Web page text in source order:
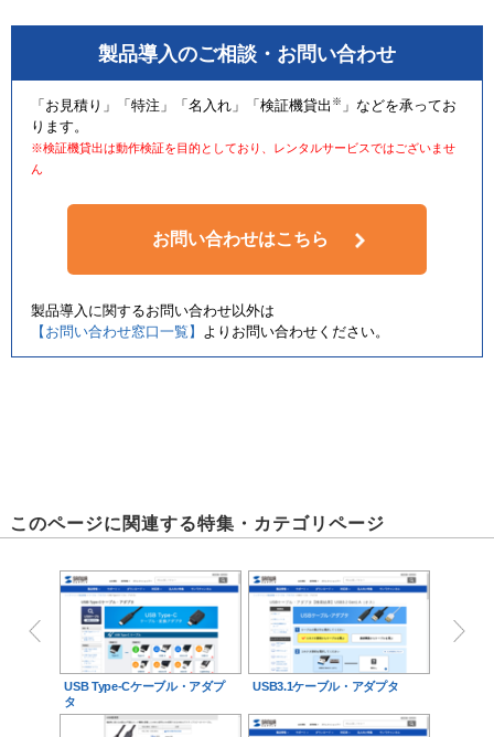
製品導入のご相談・お問い合わせ
「お見積り」「特注」「名入れ」「検証機貸出 ※ 」などを承ってお
ります。
※検証機貸出は動作検証を目的としており、レンタルサービスではございませ
ん
お問い合わせはこちら
製品導入に関するお問い合わせ以外は
【お問い合わせ窓口一覧】 よりお問い合わせください。
このページに関連する特集・カテゴリページ
USB Type-Cケーブル・アダプ
タ
USB3.1ケーブル・アダプタ